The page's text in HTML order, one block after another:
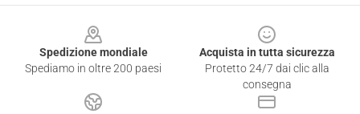
Spedizione mondiale
Spediamo in oltre 200 paesi
Acquista in tutta sicurezza
Protetto 24/7 dai clic alla
consegna